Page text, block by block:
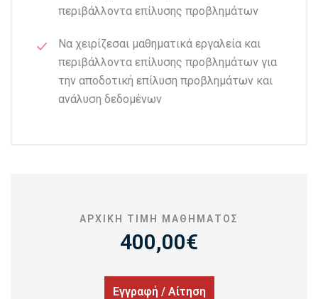
περιβάλλοντα επίλυσης προβλημάτων
Να χειρίζεσαι μαθηματικά εργαλεία και
περιβάλλοντα επίλυσης προβλημάτων για
την αποδοτική επίλυση προβλημάτων και
ανάλυση δεδομένων
ΑΡΧΙΚΉ ΤΙΜΉ MΑΘΉΜΑΤΟΣ
400,00€
Εγγραφή / Αίτηση